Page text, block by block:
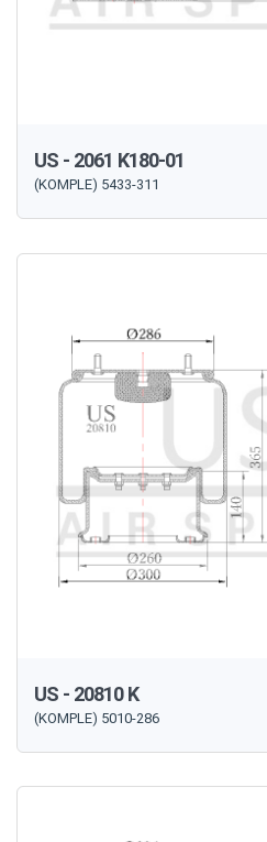
US - 2061 K180-01
(KOMPLE) 5433-311
US - 20810 K
(KOMPLE) 5010-286